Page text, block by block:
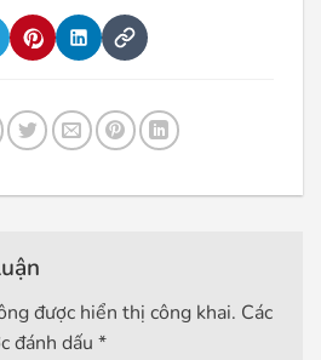
được hiển thị công khai. Các
đánh dấu *